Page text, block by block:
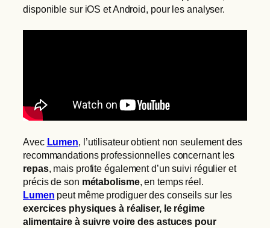
disponible sur iOS et Android, pour les analyser.
Avec Lumen, l’utilisateur obtient non seulement des
recommandations professionnelles concernant les
repas, mais profite également d’un suivi régulier et
précis de son métabolisme, en temps réel.
Lumen peut même prodiguer des conseils sur les
exercices physiques à réaliser, le régime
alimentaire à suivre voire des astuces pour